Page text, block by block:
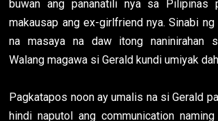
buwan ang pananatili nya sa Pilipinas
makausap ang ex-girlfriend nya. Sinabi
na masaya na daw itong naninirahan
Walang magawa si Gerald kundi umiyak
Pagkatapos noon ay umalis na si Gerald
hindi naputol ang communication